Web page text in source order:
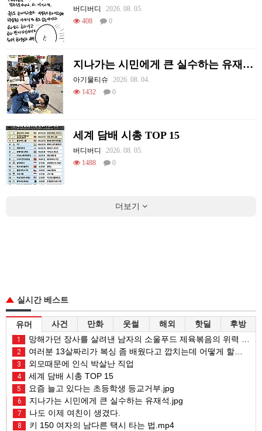
버디버디
2026. 08. 05.
408
0
지나가는 시민에게 큰 실수하는 유재석.jpg
아기물티슈
2026. 08. 04.
1432
0
세계 담배 시총 TOP 15
버디버디
2026. 08. 05.
1488
0
더보기
실시간 베스트
유머 사건 만화 웃썰 해외 핫딜 후방
1 망해가던 장사를 살려낸 남자의 소울푸드 제육볶음의 위력 ㅋㅋ
2 여러분 13살짜리가 복싱 좀 배웠다고 깝치는데 어떻게 할까요?
3 외모때문에 인식 박살난 직업
4 세계 담배 시총 TOP 15
5 요즘 늘고 있다는 초등학생 등교거부.jpg
6 지나가는 시민에게 큰 실수하는 유재석.jpg
7 나도 이제 여친이 생겼다.
8 키 150 여자의 남다른 택시 타는 법.mp4